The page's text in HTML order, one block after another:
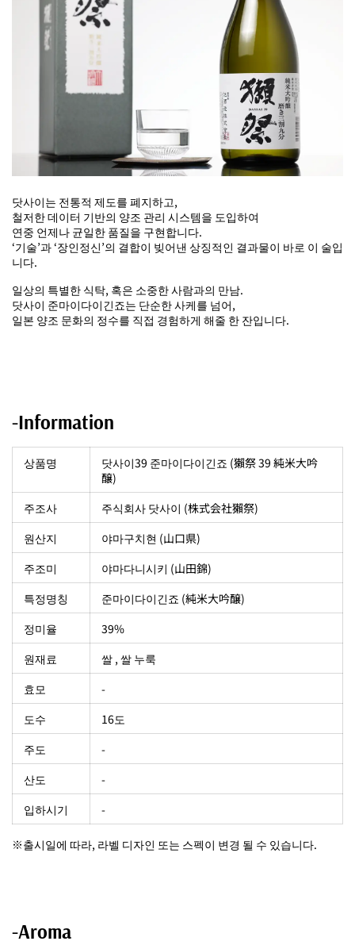
닷사이는 전통적 제도를 폐지하고,
철저한 데이터 기반의 양조 관리 시스템을 도입하여
연중 언제나 균일한 품질을 구현합니다.
‘기술’과 ‘장인정신’의 결합이 빚어낸 상징적인 결과물이 바로 이 술입
니다.
일상의 특별한 식탁, 혹은 소중한 사람과의 만남.
닷사이 준마이다이긴죠는 단순한 사케를 넘어,
일본 양조 문화의 정수를 직접 경험하게 해줄 한 잔입니다.
-Information
상품명
닷사이39 준마이다이긴죠 (獺祭 39 純米大吟
醸)
주조사
주식회사 닷사이 (株式会社獺祭)
원산지
야마구치현 (山口県)
주조미
야마다니시키 (山田錦)
특정명칭
준마이다이긴죠 (純米大吟醸)
정미율
39%
원재료
쌀 , 쌀 누룩
효모
-
도수
16도
주도
-
산도
-
입하시기
-
※출시일에 따라, 라벨 디자인 또는 스펙이 변경 될 수 있습니다.
-Aroma